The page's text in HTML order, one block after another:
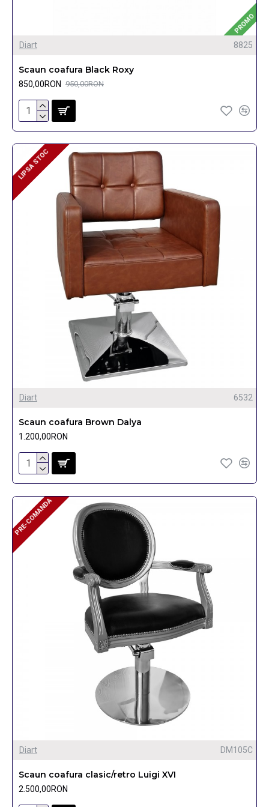
PROMO
Diart 8825
Scaun coafura Black Roxy
850,00RON 950,00RON
LIPSA STOC
LIPSA STOC
Diart 6532
Scaun coafura Brown Dalya
1.200,00RON
PRE-COMANDA
PRE-COMANDA
Diart DM105C
Scaun coafura clasic/retro Luigi XVI
2.500,00RON